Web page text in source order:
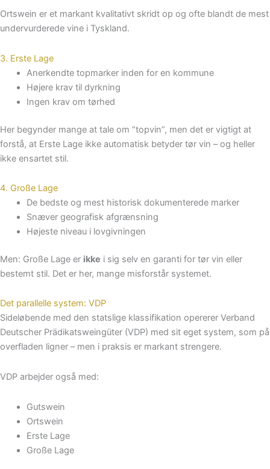
Ortswein er et markant kvalitativt skridt op og ofte blandt de mest
undervurderede vine i Tyskland.
3. Erste Lage
Anerkendte topmarker inden for en kommune
Højere krav til dyrkning
Ingen krav om tørhed
Her begynder mange at tale om “topvin”, men det er vigtigt at
forstå, at Erste Lage ikke automatisk betyder tør vin – og heller
ikke ensartet stil.
4. Große Lage
De bedste og mest historisk dokumenterede marker
Snæver geografisk afgrænsning
Højeste niveau i lovgivningen
Men: Große Lage er ikke i sig selv en garanti for tør vin eller
bestemt stil. Det er her, mange misforstår systemet.
Det parallelle system: VDP
Sideløbende med den statslige klassifikation opererer Verband
Deutscher Prädikatsweingüter (VDP) med sit eget system, som på
overfladen ligner – men i praksis er markant strengere.
VDP arbejder også med:
Gutswein
Ortswein
Erste Lage
Große Lage